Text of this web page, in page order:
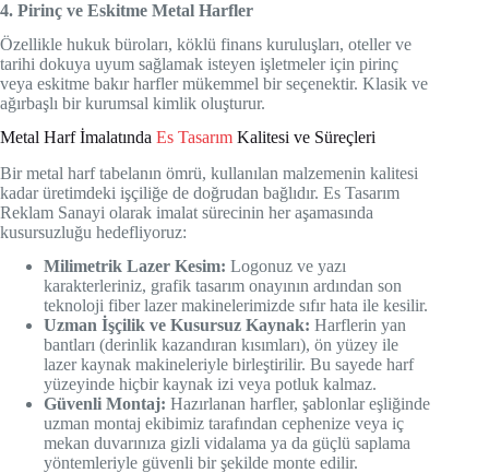
4. Pirinç ve Eskitme Metal Harfler
Özellikle hukuk büroları, köklü finans kuruluşları, oteller ve
tarihi dokuya uyum sağlamak isteyen işletmeler için pirinç
veya eskitme bakır harfler mükemmel bir seçenektir. Klasik ve
ağırbaşlı bir kurumsal kimlik oluşturur.
Metal Harf İmalatında Es Tasarım Kalitesi ve Süreçleri
Bir metal harf tabelanın ömrü, kullanılan malzemenin kalitesi
kadar üretimdeki işçiliğe de doğrudan bağlıdır. Es Tasarım
Reklam Sanayi olarak imalat sürecinin her aşamasında
kusursuzluğu hedefliyoruz:
Milimetrik Lazer Kesim: Logonuz ve yazı
karakterleriniz, grafik tasarım onayının ardından son
teknoloji fiber lazer makinelerimizde sıfır hata ile kesilir.
Uzman İşçilik ve Kusursuz Kaynak: Harflerin yan
bantları (derinlik kazandıran kısımları), ön yüzey ile
lazer kaynak makineleriyle birleştirilir. Bu sayede harf
yüzeyinde hiçbir kaynak izi veya potluk kalmaz.
Güvenli Montaj: Hazırlanan harfler, şablonlar eşliğinde
uzman montaj ekibimiz tarafından cephenize veya iç
mekan duvarınıza gizli vidalama ya da güçlü saplama
yöntemleriyle güvenli bir şekilde monte edilir.